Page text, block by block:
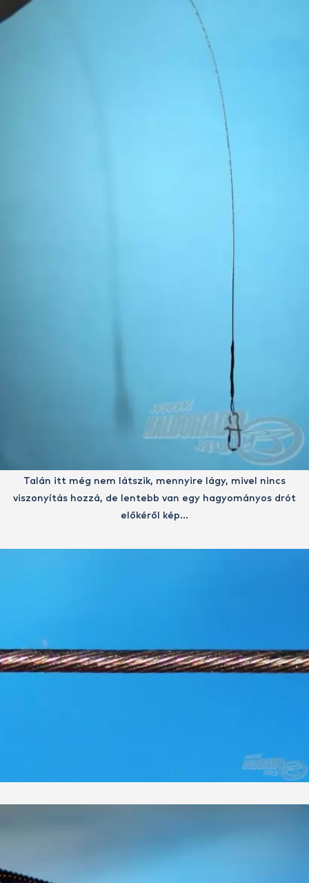
Talán itt még nem látszik, mennyire lágy, mivel nincs
viszonyítás hozzá, de lentebb van egy hagyományos drót
előkéről kép…